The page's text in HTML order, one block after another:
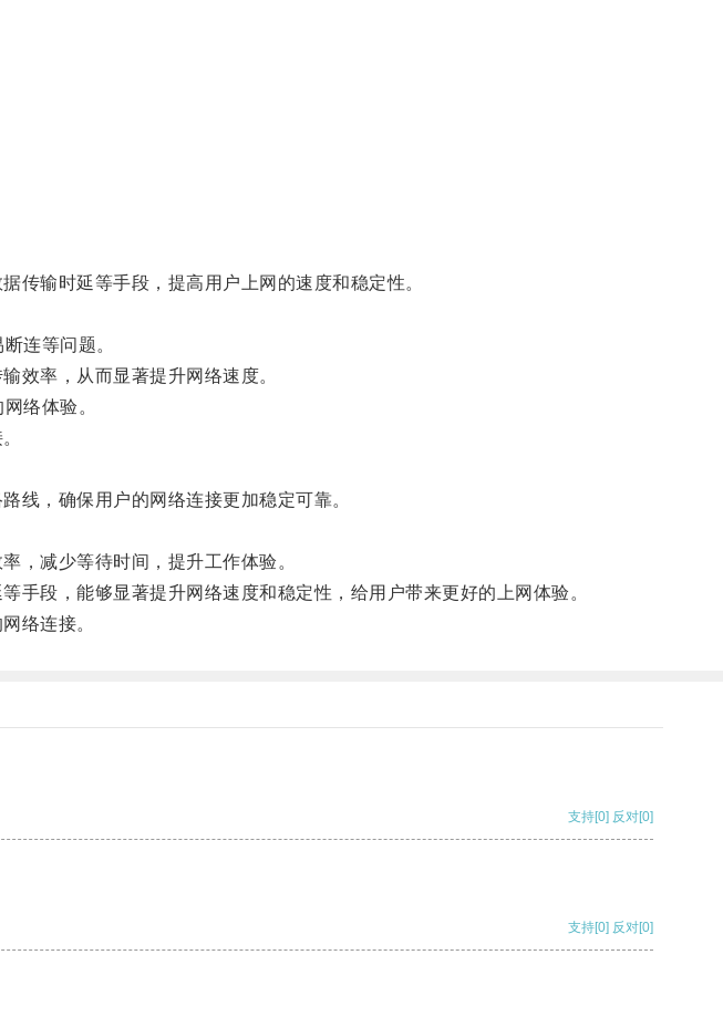
输时延等手段，提高用户上网的速度和稳定性。
连等问题。
率，从而显著提升网络速度。
络体验。
，确保用户的网络连接更加稳定可靠。
减少等待时间，提升工作体验。
段，能够显著提升网络速度和稳定性，给用户带来更好的上网体验。
络连接。
支持[0] 反对[0]
支持[0] 反对[0]